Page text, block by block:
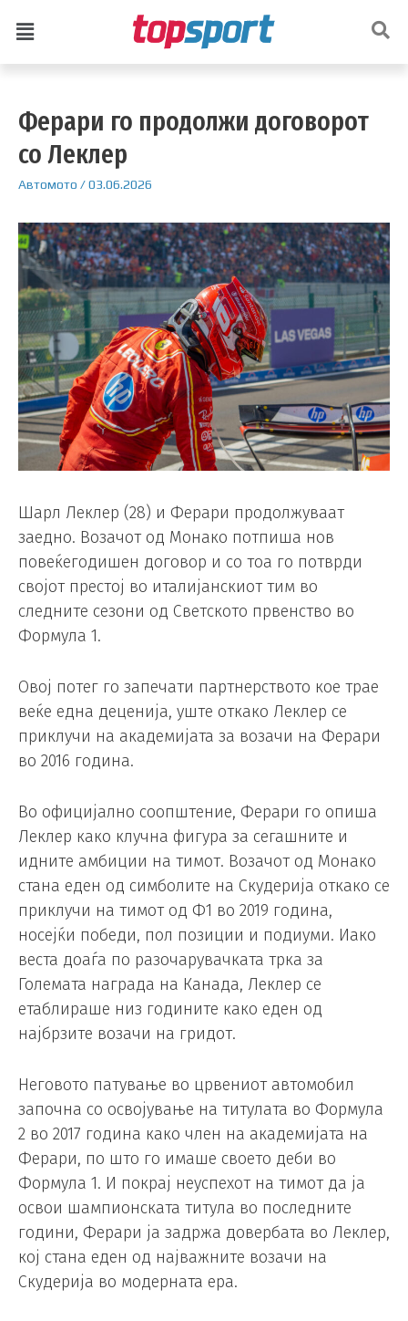
Ферари го продолжи договорот
со Леклер
Автомото /03.06.2026
Шарл Леклер (28) и Ферари продолжуваат
заедно. Возачот од Монако потпиша нов
повеќегодишен договор и со тоа го потврди
својот престој во италијанскиот тим во
следните сезони од Светското првенство во
Формула 1.
Овој потег го запечати партнерството кое трае
веќе една деценија, уште откако Леклер се
приклучи на академијата за возачи на Ферари
во 2016 година.
Во официјално соопштение, Ферари го опиша
Леклер како клучна фигура за сегашните и
идните амбиции на тимот. Возачот од Монако
стана еден од симболите на Скудерија откако се
приклучи на тимот од Ф1 во 2019 година,
носејќи победи, пол позиции и подиуми. Иако
веста доаѓа по разочарувачката трка за
Големата награда на Канада, Леклер се
етаблираше низ годините како еден од
најбрзите возачи на гридот.
Неговото патување во црвениот автомобил
започна со освојување на титулата во Формула
2 во 2017 година како член на академијата на
Ферари, по што го имаше своето деби во
Формула 1. И покрај неуспехот на тимот да ја
освои шампионската титула во последните
години, Ферари ја задржа довербата во Леклер,
кој стана еден од најважните возачи на
Скудерија во модерната ера.